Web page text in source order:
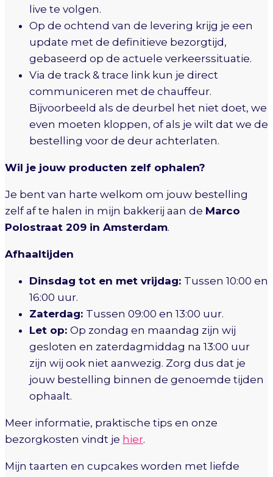
live te volgen.
Op de ochtend van de levering krijg je een
update met de definitieve bezorgtijd,
gebaseerd op de actuele verkeerssituatie.
Via de track & trace link kun je direct
communiceren met de chauffeur.
Bijvoorbeeld als de deurbel het niet doet, we
even moeten kloppen, of als je wilt dat we de
bestelling voor de deur achterlaten.
Wil je jouw producten zelf ophalen?
Je bent van harte welkom om jouw bestelling
zelf af te halen in mijn bakkerij aan de Marco
Polostraat 209 in Amsterdam.
Afhaaltijden
Dinsdag tot en met vrijdag: Tussen 10:00 en
16:00 uur.
Zaterdag: Tussen 09:00 en 13:00 uur.
Let op: Op zondag en maandag zijn wij
gesloten en zaterdagmiddag na 13:00 uur
zijn wij ook niet aanwezig. Zorg dus dat je
jouw bestelling binnen de genoemde tijden
ophaalt.
Meer informatie, praktische tips en onze
bezorgkosten vindt je hier.
Mijn taarten en cupcakes worden met liefde